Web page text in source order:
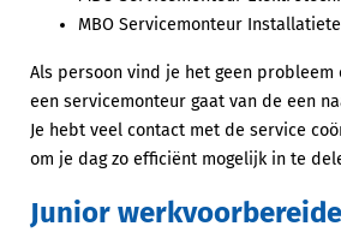
MBO Servicemonteur
Als persoon vind je het geen probleem
een servicemonteur gaat van de een
Je hebt veel contact met de service
om je dag zo efficiënt mogelijk in te
Junior